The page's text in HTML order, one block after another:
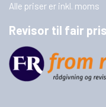
Alle priser er inkl. moms
Revisor til fair